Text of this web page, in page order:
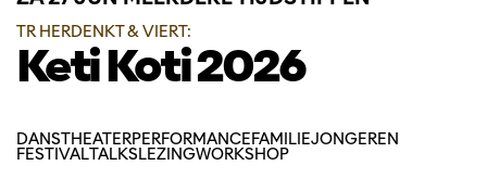
Keti Koti 2026
TR HERDENKT & VIERT:
DANSTHEATERPERFORMANCEFAMILIEJONGEREN
FESTIVALTALKSLEZINGWORKSHOP